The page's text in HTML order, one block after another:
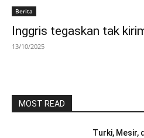
Berita
Inggris tegaskan tak
13/10/2025
MOST READ
Turki, Mesir,